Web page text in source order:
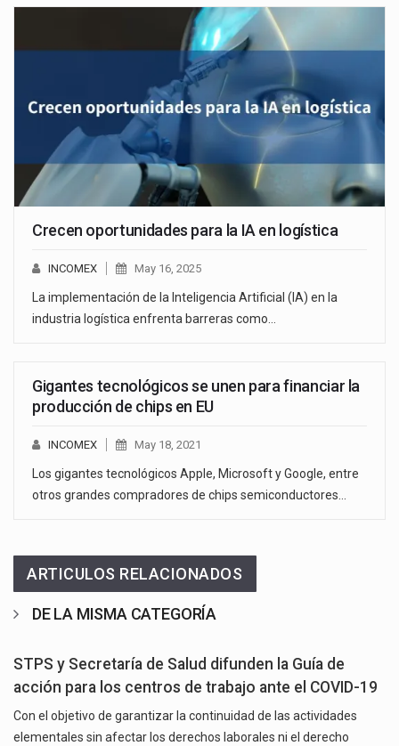
Crecen oportunidades para la IA en logística
INCOMEX May 16, 2025
La implementación de la Inteligencia Artificial (IA) en la
industria logística enfrenta barreras como…
Gigantes tecnológicos se unen para financiar la
producción de chips en EU
INCOMEX May 18, 2021
Los gigantes tecnológicos Apple, Microsoft y Google, entre
otros grandes compradores de chips semiconductores…
ARTICULOS RELACIONADOS
DE LA MISMA CATEGORÍA
STPS y Secretaría de Salud difunden la Guía de
acción para los centros de trabajo ante el COVID-19
Con el objetivo de garantizar la continuidad de las actividades
elementales sin afectar los derechos laborales ni el derecho